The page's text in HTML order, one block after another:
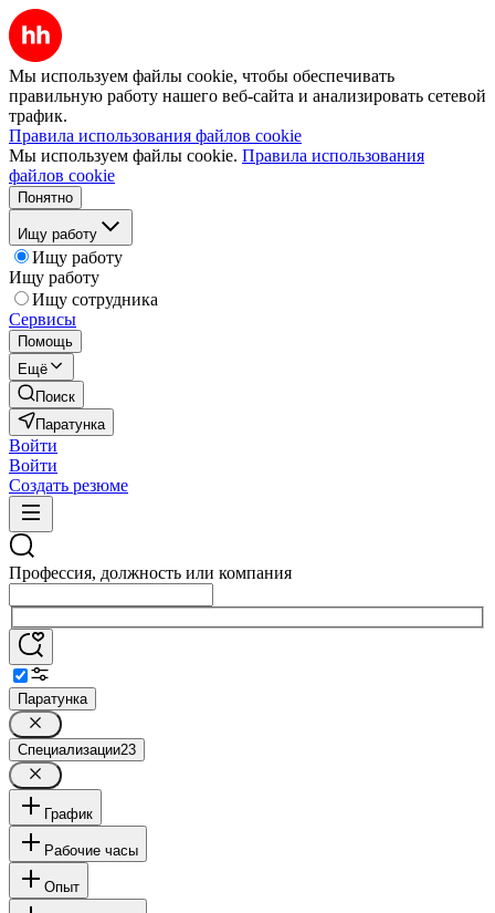
Мы используем файлы cookie, чтобы обеспечивать
правильную работу нашего веб-сайта и анализировать сетевой
трафик.
Правила использования файлов cookie
Мы используем файлы cookie. Правила использования
файлов cookie
Понятно
Ищу работу
Ищу работу
Ищу работу
Ищу сотрудника
Сервисы
Помощь
Ещё
Поиск
Паратунка
Войти
Войти
Создать резюме
Профессия, должность или компания
Паратунка
Специализации23
График
Рабочие часы
Опыт